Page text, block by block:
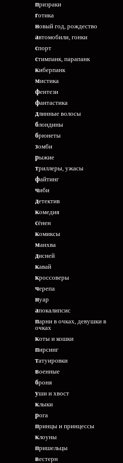
призраки
готика
новый год, рождество
автомобили, гонки
спорт
стимпанк, парапанк
киберпанк
мистика
фентези
фантастика
длинные волосы
блондины
брюнеты
зомби
рыжие
триллеры, ужасы
файтинг
чиби
детектив
комедия
сёнен
комиксы
манхва
дисней
кавай
кроссоверы
черепа
нуар
апокалипсис
парни в очках, девушки в
очках
коты и кошки
пирсинг
татуировки
военные
броня
уши и хвост
клыки
рога
принцы и принцессы
клоуны
пришельцы
вестерн